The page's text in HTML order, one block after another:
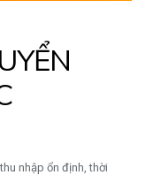
nhập ổn định, thời